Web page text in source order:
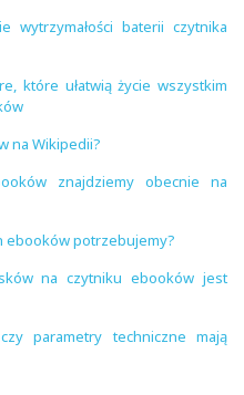
wytrzymałości baterii czytnika
które ułatwią życie wszystkim
na Wikipedii?
znajdziemy obecnie na
ebooków potrzebujemy?
na czytniku ebooków jest
parametry techniczne mają